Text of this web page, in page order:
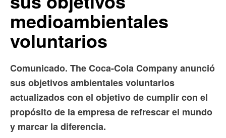
medioambientales
voluntarios
Comunicado. The Coca-Cola Company anunció
sus objetivos ambientales voluntarios
actualizados con el objetivo de cumplir con el
propósito de la empresa de refrescar el mundo
y marcar la diferencia.